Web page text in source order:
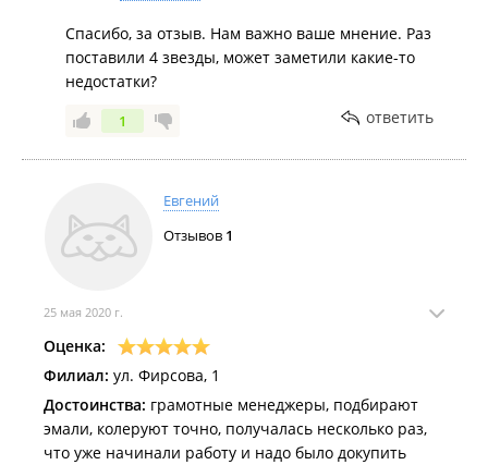
Спасибо, за отзыв. Нам важно ваше мнение. Раз
поставили 4 звезды, может заметили какие-то
недостатки?
1 ответить
Евгений
Отзывов 1
25 мая 2020 г.
Оценка:
Филиал: ул. Фирсова, 1
Достоинства: грамотные менеджеры, подбирают
эмали, колеруют точно, получалась несколько раз,
что уже начинали работу и надо было докупить